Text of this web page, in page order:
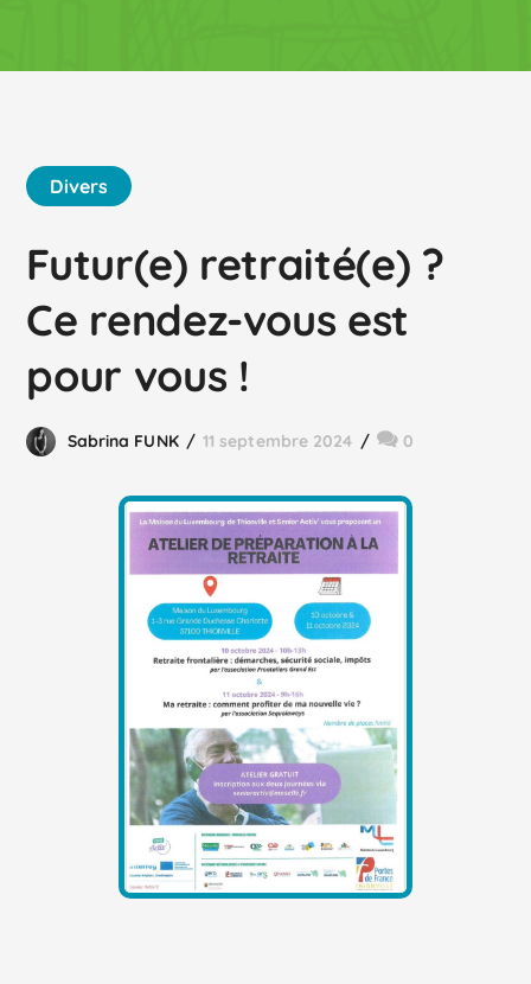
Divers
Futur(e) retraité(e) ?
Ce rendez-vous est
pour vous !
Sabrina FUNK 11 septembre 2024 0